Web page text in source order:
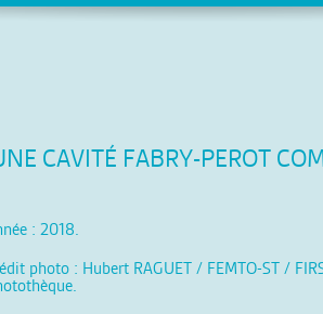
CAVITÉ FABRY-PEROT
: 2018.
photo : Hubert RAGUET / FEMTO-ST /